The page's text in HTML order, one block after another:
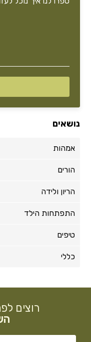
נושאים
אמהות
הורים
הריון ולידה
התפתחות הילד
טיפים
כללי
רוצים